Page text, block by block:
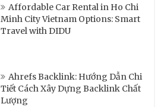
Affordable Car Rental in Ho Chi
Minh City Vietnam Options: Smart
Travel with DIDU
Ahrefs Backlink: Hướng Dẫn Chi
Tiết Cách Xây Dựng Backlink Chất
Lượng